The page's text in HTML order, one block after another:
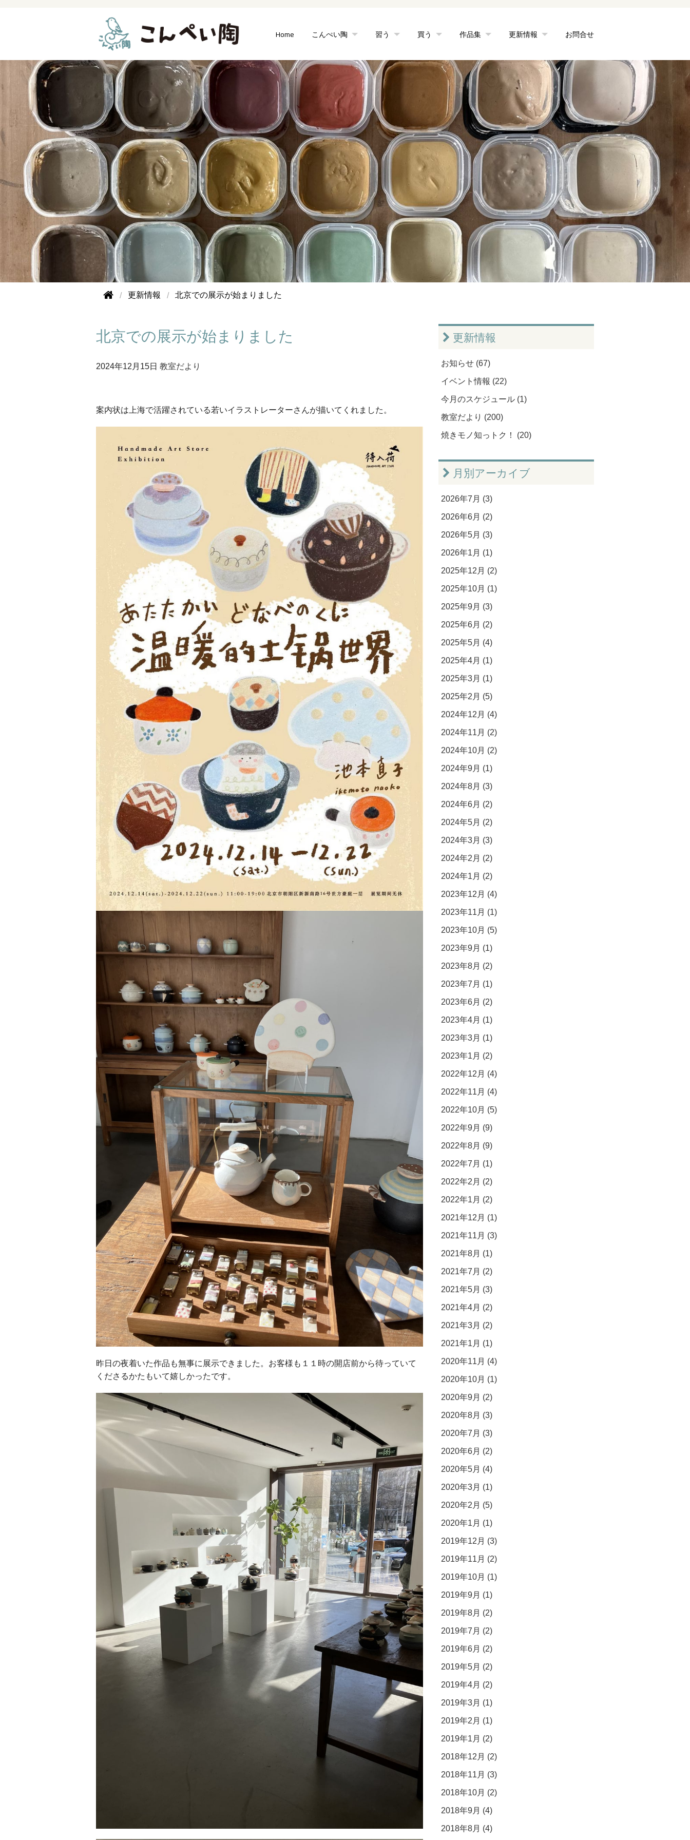
Home こんぺい陶 習う 買う 作品集 更新情報 お問合せ
更新情報 北京での展示が始まりました
北京での展示が始まりました
2024年12月15日 教室だより
案内状は上海で活躍されている若いイラストレーターさんが描いてくれました。
昨日の夜着いた作品も無事に展示できました。お客様も１１時の開店前から待っていて
くださるかたもいて嬉しかったです。
更新情報
お知らせ (67)
イベント情報 (22)
今月のスケジュール (1)
教室だより (200)
焼きモノ知っトク！ (20)
月別アーカイブ
2026年7月 (3)
2026年6月 (2)
2026年5月 (3)
2026年1月 (1)
2025年12月 (2)
2025年10月 (1)
2025年9月 (3)
2025年6月 (2)
2025年5月 (4)
2025年4月 (1)
2025年3月 (1)
2025年2月 (5)
2024年12月 (4)
2024年11月 (2)
2024年10月 (2)
2024年9月 (1)
2024年8月 (3)
2024年6月 (2)
2024年5月 (2)
2024年3月 (3)
2024年2月 (2)
2024年1月 (2)
2023年12月 (4)
2023年11月 (1)
2023年10月 (5)
2023年9月 (1)
2023年8月 (2)
2023年7月 (1)
2023年6月 (2)
2023年4月 (1)
2023年3月 (1)
2023年1月 (2)
2022年12月 (4)
2022年11月 (4)
2022年10月 (5)
2022年9月 (9)
2022年8月 (9)
2022年7月 (1)
2022年2月 (2)
2022年1月 (2)
2021年12月 (1)
2021年11月 (3)
2021年8月 (1)
2021年7月 (2)
2021年5月 (3)
2021年4月 (2)
2021年3月 (2)
2021年1月 (1)
2020年11月 (4)
2020年10月 (1)
2020年9月 (2)
2020年8月 (3)
2020年7月 (3)
2020年6月 (2)
2020年5月 (4)
2020年3月 (1)
2020年2月 (5)
2020年1月 (1)
2019年12月 (3)
2019年11月 (2)
2019年10月 (1)
2019年9月 (1)
2019年8月 (2)
2019年7月 (2)
2019年6月 (2)
2019年5月 (2)
2019年4月 (2)
2019年3月 (1)
2019年2月 (1)
2019年1月 (2)
2018年12月 (2)
2018年11月 (3)
2018年10月 (2)
2018年9月 (4)
2018年8月 (4)